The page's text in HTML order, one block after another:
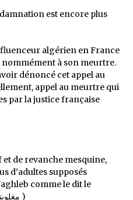
est encore plus
algérien en France
nommément à son meurtre.
dénoncé cet appel au
appel au meurtre qui
par la justice française
de revanche mesquine,
d’adultes supposés
comme le dit le
proverbe algérien ( مغلوبتي من نغلب )